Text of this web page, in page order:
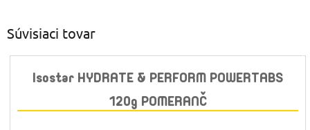
Súvisiaci tovar
Isostar HYDRATE & PERFORM POWERTABS
120g POMERANČ